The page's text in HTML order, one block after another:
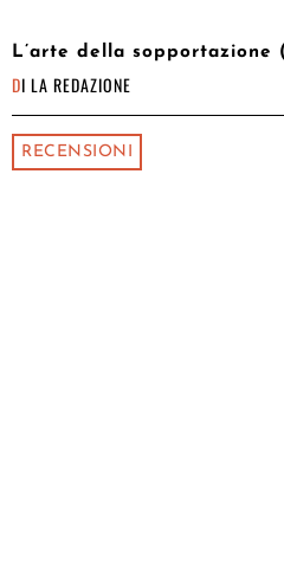
L’arte della sopportazione
DI LA REDAZIONE
RECENSIONI